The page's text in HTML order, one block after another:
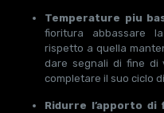
Temperature piu
fioritura abbassare
rispetto a quella
dare segnali di fine di
completare il suo ciclo
Ridurre l’apporto